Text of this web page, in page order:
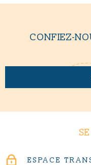
CONFIEZ-
ESPACE